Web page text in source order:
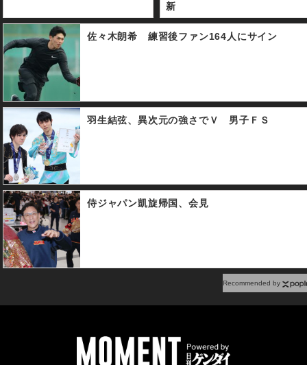
新
佐々木朗希 練習後ファン164人にサイン
羽生結弦、異次元の強さでＶ 男子ＦＳ
侍ジャパン凱旋帰国、会見
Recommended by